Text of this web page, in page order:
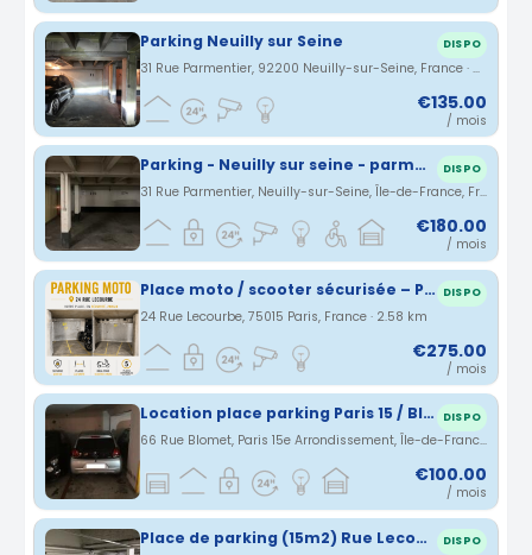
Parking Neuilly sur Seine DISPO
31 Rue Parmentier, 92200 Neuilly-sur-Seine, France · 2.56 km
€135.00
/ mois
Parking - Neuilly sur seine - parmentier DISPO
31 Rue Parmentier, Neuilly-sur-Seine, Île-de-France, France · 2.57 km
€180.00
/ mois
Place moto / scooter sécurisée – Paris 15e – Rue Lecourbe DISPO
24 Rue Lecourbe, 75015 Paris, France · 2.58 km
€275.00
/ mois
Location place parking Paris 15 / Blomet-Cambronne DISPO
66 Rue Blomet, Paris 15e Arrondissement, Île-de-France, France · 2.59 km
€100.00
/ mois
Place de parking (15m2) Rue Lecourbe (Paris 15) DISPO